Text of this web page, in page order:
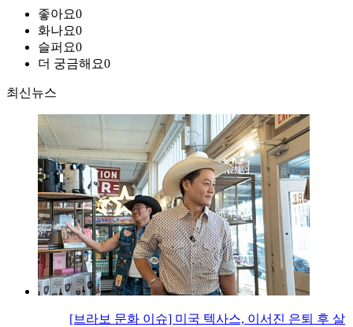
좋아요0
화나요0
슬퍼요0
더 궁금해요0
최신뉴스
[브라보 문화 이슈] 미국 텍사스, 이서진 은퇴 후 살